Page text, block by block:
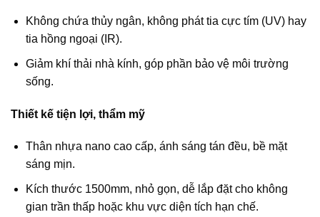
Không chứa thủy ngân, không phát tia cực tím (UV) hay
tia hồng ngoại (IR).
Giảm khí thải nhà kính, góp phần bảo vệ môi trường
sống.
Thiết kế tiện lợi, thẩm mỹ
Thân nhựa nano cao cấp, ánh sáng tán đều, bề mặt
sáng mịn.
Kích thước 1500mm, nhỏ gọn, dễ lắp đặt cho không
gian trần thấp hoặc khu vực diện tích hạn chế.